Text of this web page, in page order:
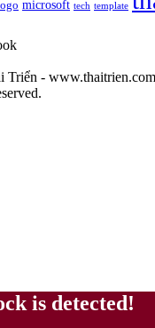
microsoft tech template
Triển - www.thaitrien.com
is detected!